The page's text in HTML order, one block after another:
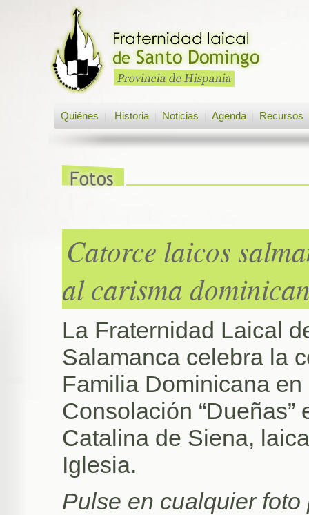
Quiénes Historia Noticias Agenda Recursos
Catorce laicos
al carisma
La Fraternidad Laical
Salamanca celebra la
Familia Dominicana
Consolación
Catalina de Siena,
Iglesia.
Pulse en cualquier